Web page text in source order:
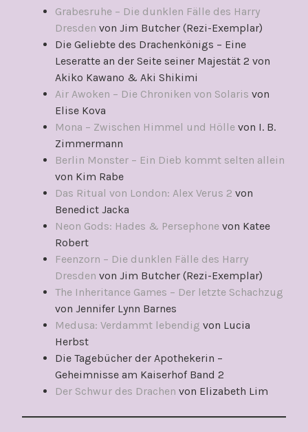
Grabesruhe – Die dunklen Fälle des Harry
Dresden von Jim Butcher (Rezi-Exemplar)
Die Geliebte des Drachenkönigs – Eine
Leseratte an der Seite seiner Majestät 2 von
Akiko Kawano & Aki Shikimi
Air Awoken – Die Chroniken von Solaris von
Elise Kova
Mona – Zwischen Himmel und Hölle von I. B.
Zimmermann
Berlin Monster – Ein Dieb kommt selten allein
von Kim Rabe
Das Ritual von London: Alex Verus 2 von
Benedict Jacka
Neon Gods: Hades & Persephone von Katee
Robert
Feenzorn – Die dunklen Fälle des Harry
Dresden von Jim Butcher (Rezi-Exemplar)
The Inheritance Games – Der letzte Schachzug
von Jennifer Lynn Barnes
Medusa: Verdammt lebendig von Lucia
Herbst
Die Tagebücher der Apothekerin –
Geheimnisse am Kaiserhof Band 2
Der Schwur des Drachen von Elizabeth Lim